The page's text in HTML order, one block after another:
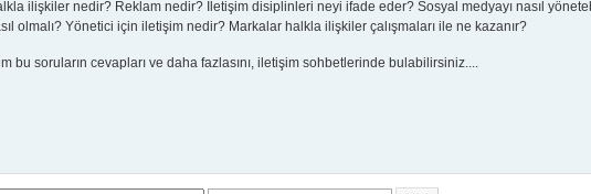
ilişkiler nedir? Reklam nedir? İletişim disiplinleri neyi ifade eder? Sosyal medyayı nasıl
olmalı? Yönetici için iletişim nedir? Markalar halkla ilişkiler çalışmaları ile ne kazanır?
bu soruların cevapları ve daha fazlasını, iletişim sohbetlerinde bulabilirsiniz....